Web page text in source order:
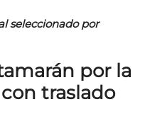
seleccionado por
por la
traslado